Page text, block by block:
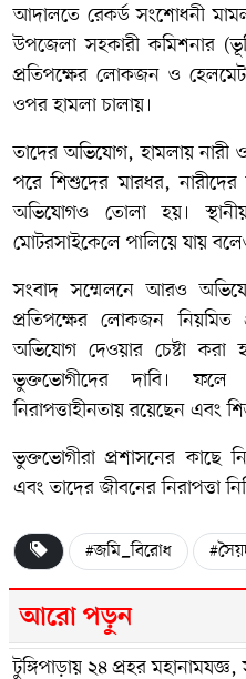
আদালতে রেকর্ড সংশোধনী
উপজেলা সহকারী কমিশনার
প্রতিপক্ষের লোকজন ও
ওপর হামলা চালায়।
তাদের অভিযোগ, হামলায়
পরে শিশুদের মারধর, নারীদের
অভিযোগও তোলা হয়।
মোটরসাইকেলে পালিয়ে যায়
সংবাদ সম্মেলনে আরও
প্রতিপক্ষের লোকজন নিয়মিত
অভিযোগ দেওয়ার চেষ্টা
ভুক্তভোগীদের দাবি।
নিরাপত্তাহীনতায় রয়েছেন এবং
ভুক্তভোগীরা প্রশাসনের কাছে
এবং তাদের জীবনের নিরাপত্তা
#জমি_বিরোধ
আরো পড়ুন
টুঙ্গিপাড়ায় ২৪ প্রহর মহানামযজ্ঞ,